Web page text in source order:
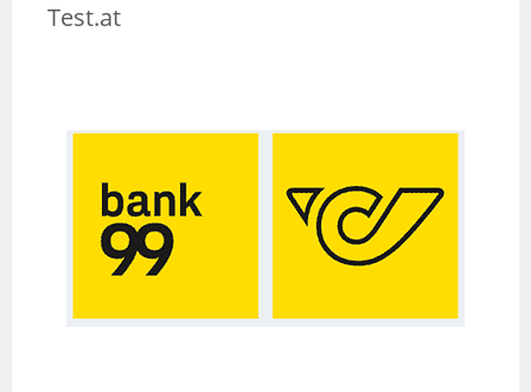
Test.at